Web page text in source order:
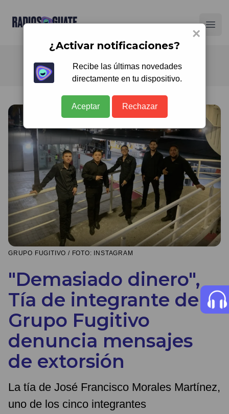
Radios Guate
GRUPO FUGITIVO / FOTO: INSTAGRAM
"Demasiado dinero",
Tía de integrante de
Grupo Fugitivo
denuncia mensajes
de extorsión
La tía de José Francisco Morales Martínez,
uno de los cinco integrantes
×
¿Activar notificaciones?
Recibe las últimas novedades
directamente en tu dispositivo.
Aceptar Rechazar